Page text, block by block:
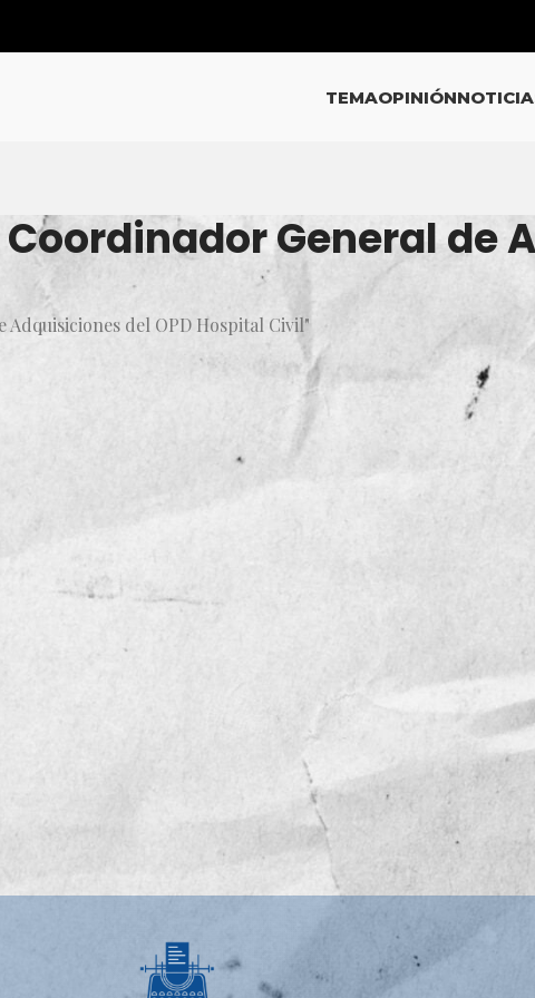
TEMAOPINIÓN
General de
del OPD Hospital Civil"